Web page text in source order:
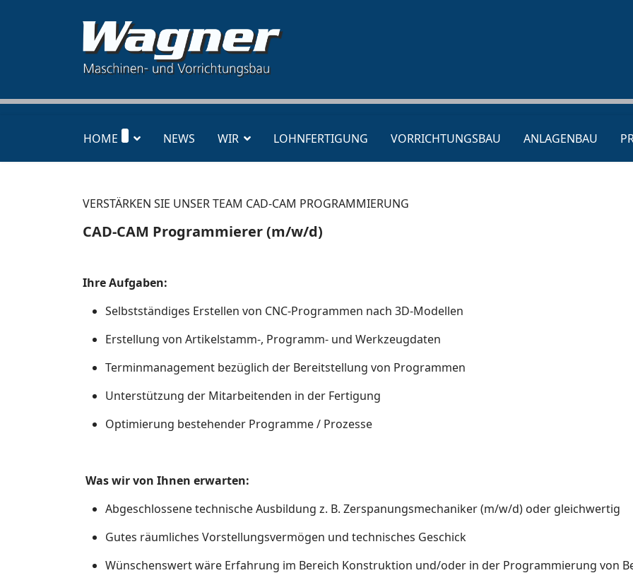
HOME NEWS WIR LOHNFERTIGUNG VORRICHTUNGSBAU ANLAGENBAU
VERSTÄRKEN SIE UNSER TEAM CAD-CAM PROGRAMMIERUNG
CAD-CAM Programmierer (m/w/d)
Ihre Aufgaben:
Selbstständiges Erstellen von CNC-Programmen nach 3D-Modellen
Erstellung von Artikelstamm-, Programm- und Werkzeugdaten
Terminmanagement bezüglich der Bereitstellung von Programmen
Unterstützung der Mitarbeitenden in der Fertigung
Optimierung bestehender Programme / Prozesse
Was wir von Ihnen erwarten:
Abgeschlossene technische Ausbildung z. B. Zerspanungsmechaniker (m/w/d) oder gleichwertig
Gutes räumliches Vorstellungsvermögen und technisches Geschick
Wünschenswert wäre Erfahrung im Bereich Konstruktion und/oder in der Programmierung von